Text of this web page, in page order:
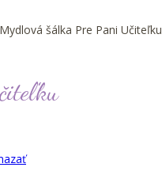
šálka Pre Pani Učiteľku